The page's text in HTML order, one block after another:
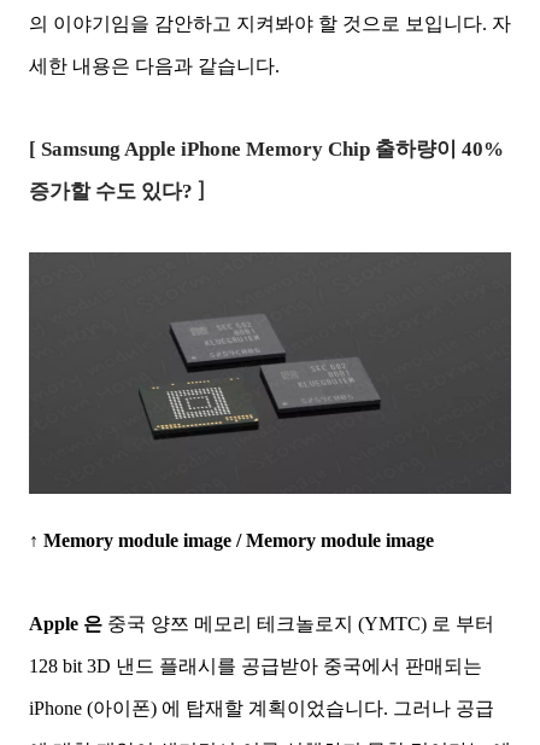
의 이야기임을 감안하고 지켜봐야 할 것으로 보입니다. 자
세한 내용은 다음과 같습니다.
[ Samsung Apple iPhone Memory Chip 출하량이 40%
증가할 수도 있다? ]
↑ Memory module image / Memory module image
Apple 은 중국 양쯔 메모리 테크놀로지 (YMTC) 로 부터
128 bit 3D 낸드 플래시를 공급받아 중국에서 판매되는
iPhone (아이폰) 에 탑재할 계획이었습니다. 그러나 공급